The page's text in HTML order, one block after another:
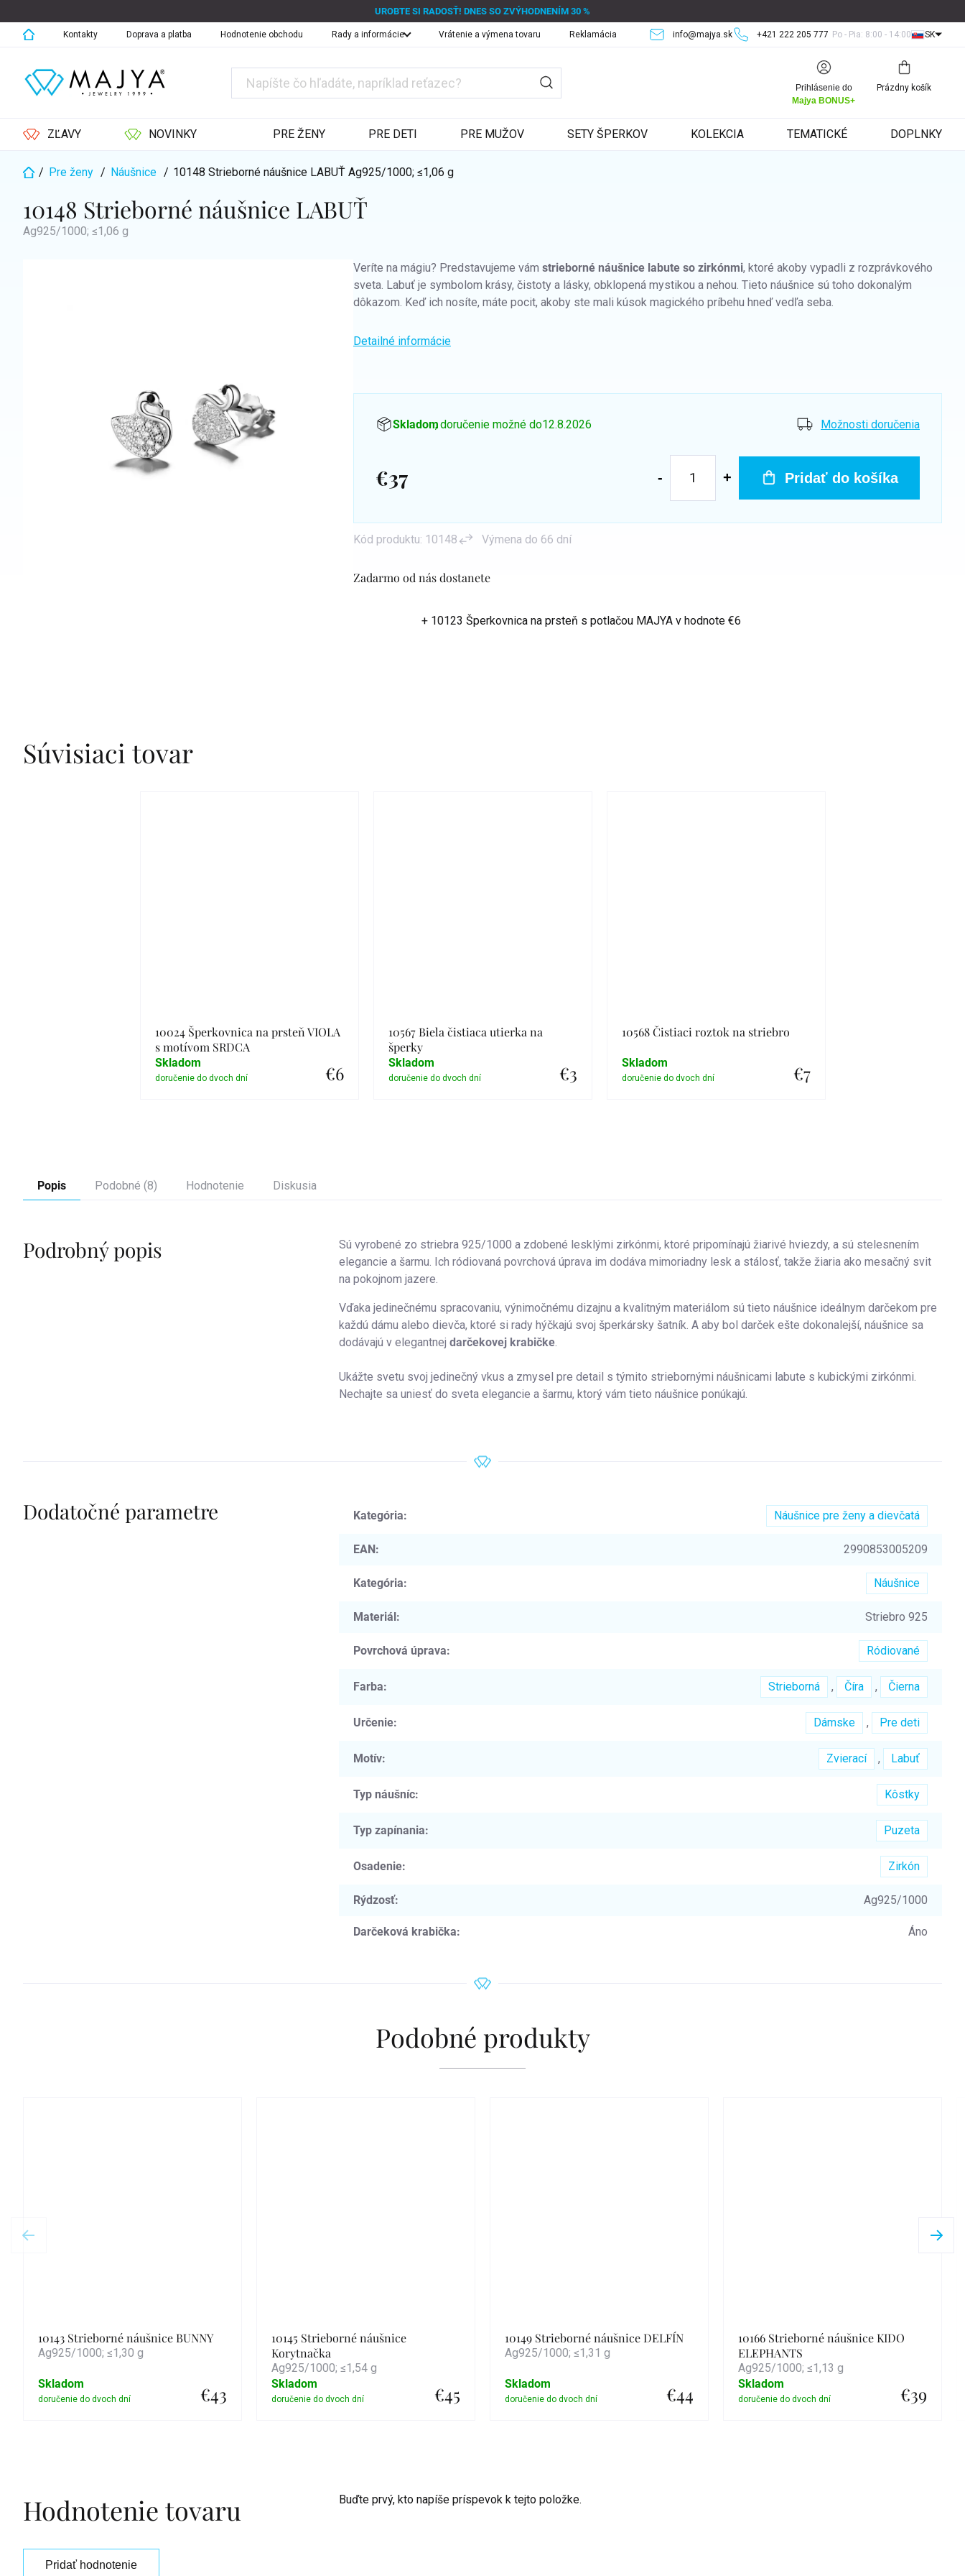
na
obsah
UROBTE SI RADOSŤ! DNES SO ZVÝHODNENÍM 30 %
+421 222 205 777 Po - Pia: 8:00 - 14:00
info@majya.sk
Kontakty Doprava a platba Hodnotenie obchodu Rady a informácie Vrátenie a výmena tovaru Reklamácia SK
Prihlásenie do
Majya BONUS+
Nákupný
košík
Prázdny košík
ZĽAVY NOVINKY PRE ŽENY PRE DETI PRE MUŽOV SETY ŠPERKOV KOLEKCIA TEMATICKÉ DOPLNKY
Domov
/ Pre ženy / Náušnice / 10148 Strieborné náušnice LABUŤAg925/1000; ≤1,06 g
10148 Strieborné náušnice LABUŤ
Ag925/1000; ≤1,06 g
Zadarmo od nás dostanete
+ 10123 Šperkovnica na prsteň s potlačou MAJYA v hodnote €6
Veríte na mágiu? Predstavujeme vám strieborné náušnice labute so zirkónmi, ktoré akoby vypadli z rozprávkového
sveta. Labuť je symbolom krásy, čistoty a lásky, obklopená mystikou a nehou. Tieto náušnice sú toho dokonalým
dôkazom. Keď ich nosíte, máte pocit, akoby ste mali kúsok magického príbehu hneď vedľa seba.
Detailné informácie
Skladom, doručenie možné do12.8.2026 Možnosti doručenia
€37 Pridať do košíka
Kód produktu: 10148 Výmena do 66 dní
Súvisiaci tovar
10024 Šperkovnica na prsteň VIOLA
s motívom SRDCA
€6
Skladom
10567 Biela čistiaca utierka na
šperky
€3
Skladom
10568 Čistiaci roztok na striebro
€7
Skladom
Popis Podobné (8) Hodnotenie Diskusia
Podrobný popis
Sú vyrobené zo striebra 925/1000 a zdobené lesklými zirkónmi, ktoré pripomínajú žiarivé hviezdy, a sú stelesnením
elegancie a šarmu. Ich ródiovaná povrchová úprava im dodáva mimoriadny lesk a stálosť, takže žiaria ako mesačný svit
na pokojnom jazere.
Vďaka jedinečnému spracovaniu, výnimočnému dizajnu a kvalitným materiálom sú tieto náušnice ideálnym darčekom pre
každú dámu alebo dievča, ktoré si rady hýčkajú svoj šperkársky šatník. A aby bol darček ešte dokonalejší, náušnice sa
dodávajú v elegantnej darčekovej krabičke
Ukážte svetu svoj jedinečný vkus a zmysel pre detail s týmito striebornými náušnicami labute s kubickými zirkónmi.
Nechajte sa uniesť do sveta elegancie a šarmu, ktorý vám tieto náušnice ponúkajú.
Dodatočné parametre Kategória: Náušnice pre ženy a dievčatá
EAN: 2990853005209
Kategória: Náušnice
Materiál: Striebro 925
Povrchová úprava: Ródiované
Farba: Strieborná , Číra , Čierna
Určenie: Dámske , Pre deti
Motív: Zvierací , Labuť
Typ náušníc: Kôstky
Typ zapínania: Puzeta
Osadenie: Zirkón
Rýdzosť: Ag925/1000
Darčeková krabička: Áno
Podobné produkty
10143 Strieborné náušnice BUNNY
Ag925/1000; ≤1,30 g
€43
Skladom
10145 Strieborné náušnice
Korytnačka
Ag925/1000; ≤1,54 g
€45
Skladom
10149 Strieborné náušnice DELFÍN
Ag925/1000; ≤1,31 g
€44
Skladom
10166 Strieborné náušnice KIDO
ELEPHANTS
Ag925/1000; ≤1,13 g
€39
Skladom
Hodnotenie tovaru Buďte prvý, kto napíše príspevok k tejto položke.
Pridať hodnotenie